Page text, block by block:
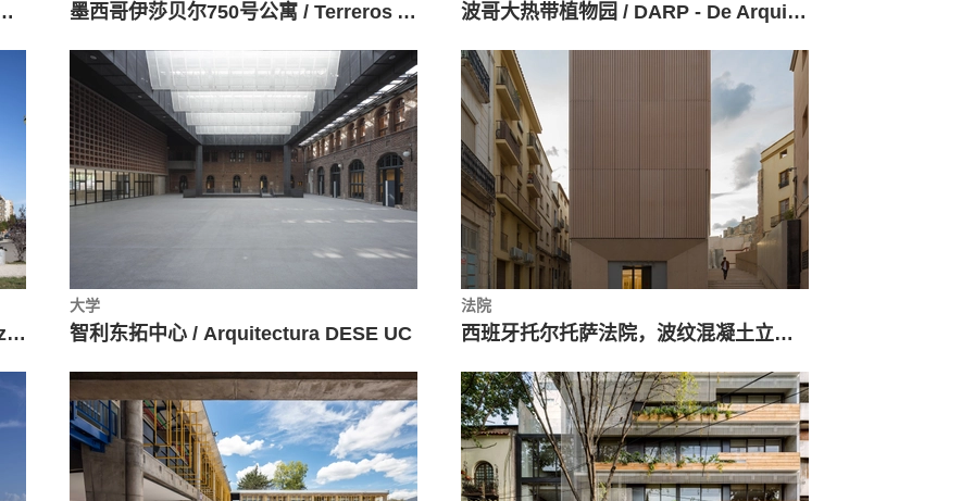
Morettin Arquitetos Associados 墨西哥伊莎贝尔750号公寓 / Terreros Arquitectos 波哥大热带植物园 / DARP - De Arquitectura y Paisaje
SMG教堂综合楼 / Ramón Fernández-Alonso
大学
智利东拓中心 / Arquitectura DESE UC
法院
西班牙托尔托萨法院，波纹混凝土立面 / Camps Felip Arquitecturia